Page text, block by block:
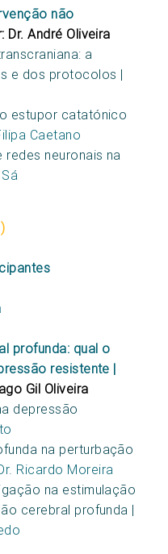
não
Dr. André Oliveira
a
e dos protocolos |
estupor catatónico
Caetano
redes neuronais na
profunda: qual o
resistente |
Gil Oliveira
depressão
na perturbação
Ricardo Moreira
na estimulação
cerebral profunda |